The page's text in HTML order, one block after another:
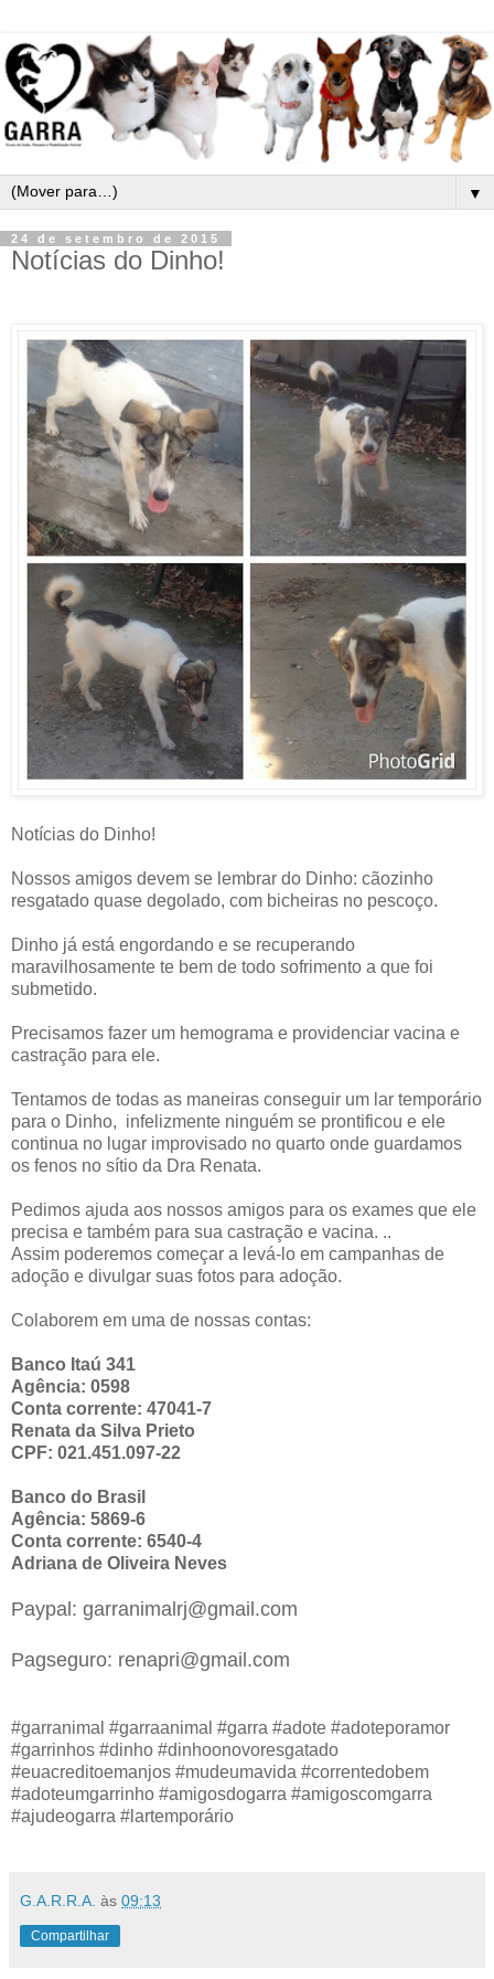
▼
24 de setembro de 2015
Notícias do Dinho!
Notícias do Dinho!
Nossos amigos devem se lembrar do Dinho: cãozinho
resgatado quase degolado, com bicheiras no pescoço.
Dinho já está engordando e se recuperando
maravilhosamente te bem de todo sofrimento a que foi
submetido.
Precisamos fazer um hemograma e providenciar vacina e
castração para ele.
Tentamos de todas as maneiras conseguir um lar temporário
para o Dinho, infelizmente ninguém se prontificou e ele
continua no lugar improvisado no quarto onde guardamos
os fenos no sítio da Dra Renata.
Pedimos ajuda aos nossos amigos para os exames que ele
precisa e também para sua castração e vacina. ..
Assim poderemos começar a levá-lo em campanhas de
adoção e divulgar suas fotos para adoção.
Colaborem em uma de nossas contas:
Banco Itaú 341
Agência: 0598
Conta corrente: 47041-7
Renata da Silva Prieto
CPF: 021.451.097-22
Banco do Brasil
Agência: 5869-6
Conta corrente: 6540-4
Adriana de Oliveira Neves
Paypal: garranimalrj@gmail.com
Pagseguro: renapri@gmail.com
#garranimal #garraanimal #garra #adote #adoteporamor
#garrinhos #dinho #dinhoonovoresgatado
#euacreditoemanjos #mudeumavida #correntedobem
#adoteumgarrinho #amigosdogarra #amigoscomgarra
#ajudeogarra #lartemporário
G.A.R.R.A. às 09:13
Compartilhar